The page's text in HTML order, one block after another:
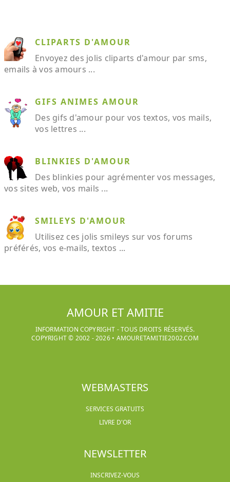
CLIPARTS D'AMOUR
Envoyez des jolis cliparts d'amour par sms,
emails à vos amours ...
GIFS ANIMES AMOUR
Des gifs d'amour pour vos textos, vos mails,
vos lettres ...
BLINKIES D'AMOUR
Des blinkies pour agrémenter vos messages,
vos sites web, vos mails ...
SMILEYS D'AMOUR
Utilisez ces jolis smileys sur vos forums
préférés, vos e-mails, textos ...
AMOUR ET AMITIE
INFORMATION COPYRIGHT - TOUS DROITS RÉSERVÉS.
COPYRIGHT © 2002 -2026• AMOURETAMITIE2002.COM
WEBMASTERS
SERVICES GRATUITS
LIVRE D'OR
NEWSLETTER
INSCRIVEZ-VOUS